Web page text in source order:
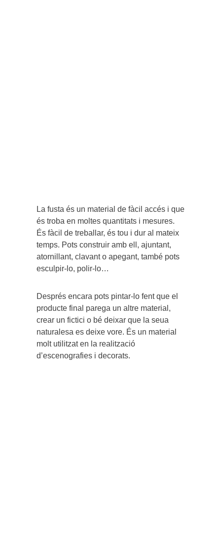
La fusta és un material de fàcil accés i que
és troba en moltes quantitats i mesures.
És fàcil de treballar, és tou i dur al mateix
temps. Pots construir amb ell, ajuntant,
atornillant, clavant o apegant, també pots
esculpir-lo, polir-lo…
Després encara pots pintar-lo fent que el
producte final parega un altre material,
crear un fictici o bé deixar que la seua
naturalesa es deixe vore. És un material
molt utilitzat en la realització
d’escenografies i decorats.